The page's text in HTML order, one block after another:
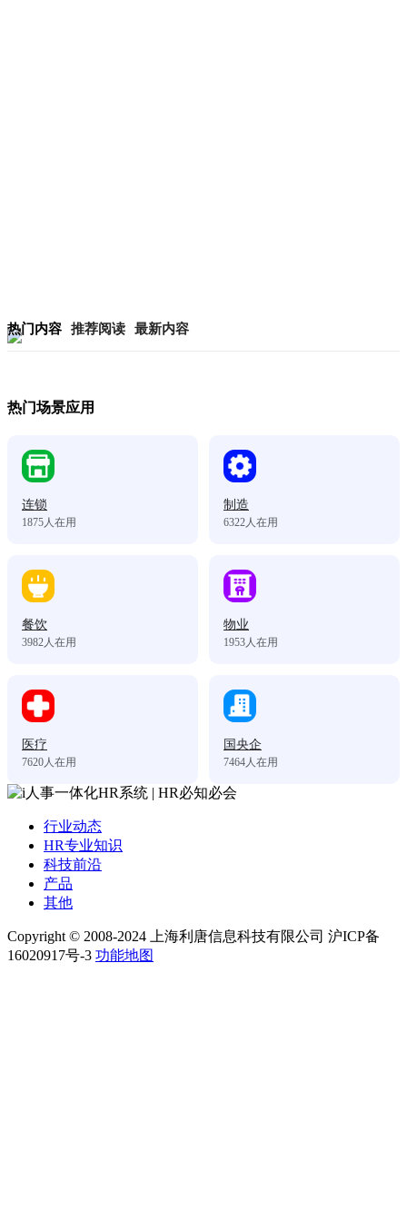
热门内容 推荐阅读 最新内容
热门场景应用
连锁
1875人在用
制造
6322人在用
餐饮
3982人在用
物业
1953人在用
医疗
7620人在用
国央企
7464人在用
行业动态
HR专业知识
科技前沿
产品
其他
Copyright © 2008-2024 上海利唐信息科技有限公司 沪ICP备
16020917号-3 功能地图